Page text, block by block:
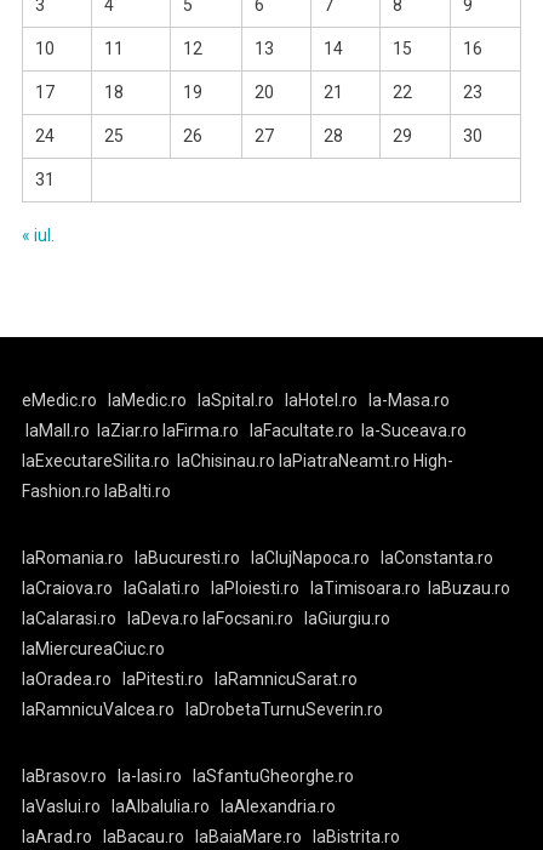
3 4 5 6 7 8 9
10 11 12 13 14 15 16
17 18 19 20 21 22 23
24 25 26 27 28 29 30
31
« iul.
eMedic.ro laMedic.ro laSpital.ro laHotel.ro
la-Masa.ro
laMall.ro
laZiar.ro laFirma.ro laFacultate.ro
la-Suceava.ro
laExecutareSilita.ro
laChisinau.ro laPiatraNeamt.ro High-
Fashion.ro laBalti.ro
laRomania.ro laBucuresti.ro laClujNapoca.ro
laConstanta.ro
laCraiova.ro
laGalati.ro laPloiesti.ro laTimisoara.ro
laBuzau.ro
laCalarasi.ro
laDeva.ro laFocsani.ro
laGiurgiu.ro
laMiercureaCiuc.ro
laOradea.ro
laPitesti.ro
laRamnicuSarat.ro
laRamnicuValcea.ro
laDrobetaTurnuSeverin.ro
laBrasov.ro la-Iasi.ro
laSfantuGheorghe.ro
laVaslui.ro
laAlbaIulia.ro
laAlexandria.ro
laArad.ro
laBacau.ro laBaiaMare.ro laBistrita.ro